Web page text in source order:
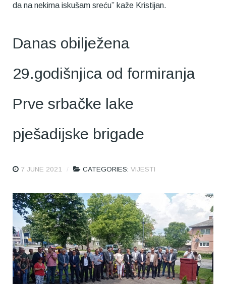
da na nekima iskušam sreću” kaže Kristijan.
Danas obilježena
29.godišnjica od formiranja
Prve srbačke lake
pješadijske brigade
7 JUNE 2021 CATEGORIES: VIJESTI